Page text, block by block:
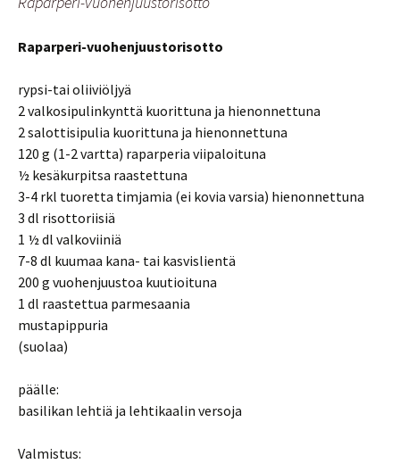
Raparperi-vuohenjuustorisotto
rypsi-tai oliiviöljyä
2 valkosipulinkynttä kuorittuna ja hienonnettuna
2 salottisipulia kuorittuna ja hienonnettuna
120 g (1-2 vartta) raparperia viipaloituna
½ kesäkurpitsa raastettuna
3-4 rkl tuoretta timjamia (ei kovia varsia) hienonnettuna
3 dl risottoriisiä
1 ½ dl valkoviiniä
7-8 dl kuumaa kana- tai kasvislientä
200 g vuohenjuustoa kuutioituna
1 dl raastettua parmesaania
mustapippuria
(suolaa)
päälle:
basilikan lehtiä ja lehtikaalin versoja
Valmistus: